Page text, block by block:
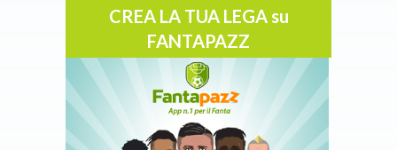
CREA LA TUA LEGA su
FANTAPAZZ